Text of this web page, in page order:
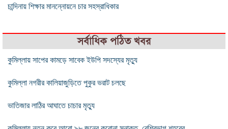
চান্দিনায় শিক্ষার মানন্নোয়নে চার সহস্রাধিকার
সর্বাধিক পঠিত খবর
কুমিল্লায় সাপের কামড়ে সাবেক ইউপি সদস্যের মৃত্যু
কুমিল্লা নগরীর কালিয়াজুড়িতে পুকুর ভরাট চলছে
ভাতিজার লাঠির আঘাতে চাচার মৃত্যু